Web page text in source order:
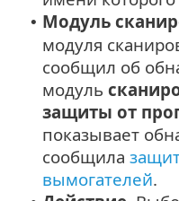
• Модуль
модуля
сообщил об
модуль
защиты от
показывает
сообщила
вымогателей.